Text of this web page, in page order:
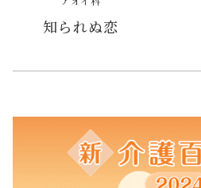
介護士に
感謝をすれば
抱擁してくる